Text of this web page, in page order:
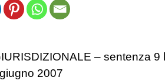
– sentenza
2007